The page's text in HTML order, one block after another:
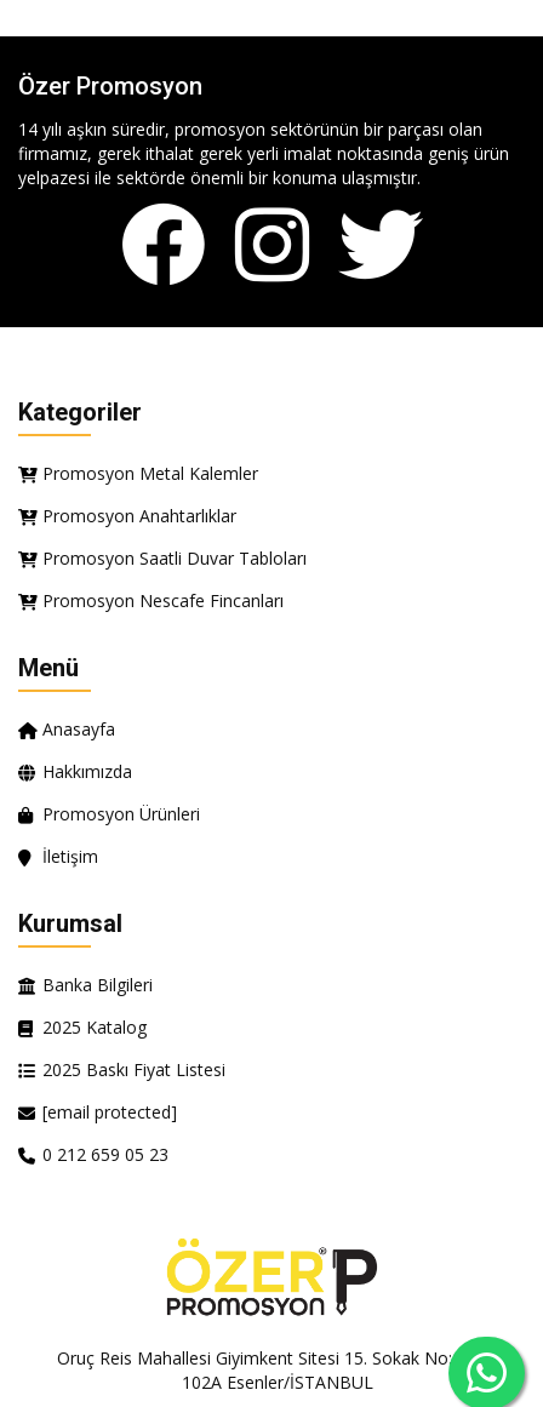
Özer Promosyon
14 yılı aşkın süredir, promosyon sektörünün bir parçası olan
firmamız, gerek ithalat gerek yerli imalat noktasında geniş ürün
yelpazesi ile sektörde önemli bir konuma ulaşmıştır.
Kategoriler
Promosyon Metal Kalemler
Promosyon Anahtarlıklar
Promosyon Saatli Duvar Tabloları
Promosyon Nescafe Fincanları
Menü
Anasayfa
Hakkımızda
Promosyon Ürünleri
İletişim
Kurumsal
Banka Bilgileri
2025 Katalog
2025 Baskı Fiyat Listesi
[email protected]
0 212 659 05 23
Oruç Reis Mahallesi Giyimkent Sitesi 15. Sokak No:100A-
102A Esenler/İSTANBUL